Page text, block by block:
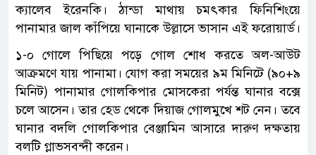
ক্যালেব ইরেনকি। ঠান্ডা মাথায় চমৎকার ফিনিশিংয়ে
পানামার জাল কাঁপিয়ে ঘানাকে উল্লাসে ভাসান এই ফরোয়ার্ড।
১-০ গোলে পিছিয়ে পড়ে গোল শোধ করতে অল-আউট
আক্রমণে যায় পানামা। যোগ করা সময়ের ৯ম মিনিটে (৯০+৯
মিনিট) পানামার গোলকিপার মোসকেরা পর্যন্ত ঘানার বক্সে
চলে আসেন। তার হেড থেকে দিয়াজ গোলমুখে শট নেন। তবে
ঘানার বদলি গোলকিপার বেঞ্জামিন আসারে দারুণ দক্ষতায়
বলটি গ্লাভসবন্দী করেন।